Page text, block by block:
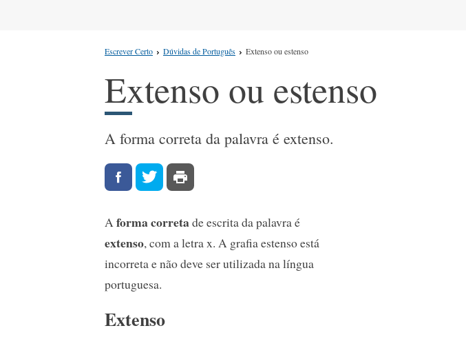
Escrever Certo Dúvidas de Português Extenso ou estenso
Extenso ou estenso
A forma correta da palavra é extenso.
Aforma corretade escrita da palavra é
extenso, com a letra x. A grafia estenso está
incorreta e não deve ser utilizada na língua
portuguesa.
Extenso